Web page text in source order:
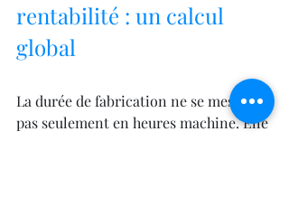
rentabilité : un calcul
global
La durée de fabrication ne se mesure
pas seulement en heures machine. Elle